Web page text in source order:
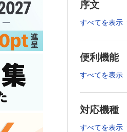
◆網膜血管障
◆眼付属器疾
※本製品はPC
製品のご購入
序文
すべてを表示
便利機能
すべてを表示
対応機種
すべてを表示